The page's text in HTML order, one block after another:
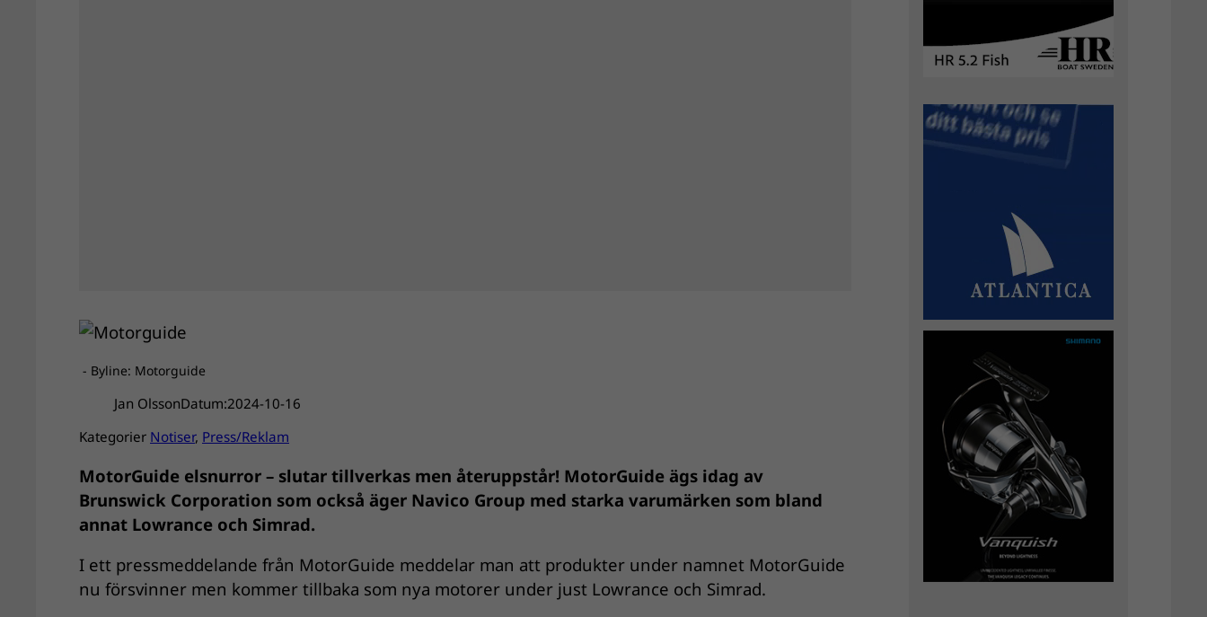
- Byline: Motorguide
Jan OlssonDatum:2024-10-16
Kategorier Notiser, Press/Reklam
MotorGuide elsnurror – slutar tillverkas men återuppstår! MotorGuide ägs idag av
Brunswick Corporation som också äger Navico Group med starka varumärken som bland
annat Lowrance och Simrad.
I ett pressmeddelande från MotorGuide meddelar man att produkter under namnet MotorGuide
nu försvinner men kommer tillbaka som nya motorer under just Lowrance och Simrad.